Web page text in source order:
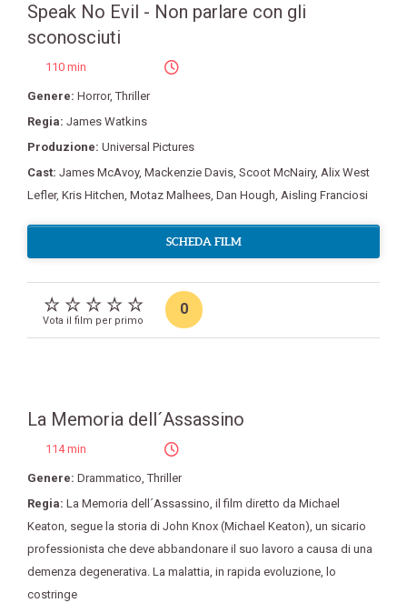
Speak No Evil - Non parlare con gli
sconosciuti
110 min
Genere: Horror,Thriller
Regia: James Watkins
Produzione: Universal Pictures
Cast: James McAvoy, Mackenzie Davis, Scoot McNairy, Alix West
Lefler, Kris Hitchen, Motaz Malhees, Dan Hough, Aisling Franciosi
SCHEDA FILM
Vota il film per primo
0
La Memoria dell´Assassino
114 min
Genere: Drammatico,Thriller
Regia: La Memoria dell´Assassino, il film diretto da Michael
Keaton, segue la storia di John Knox (Michael Keaton), un sicario
professionista che deve abbandonare il suo lavoro a causa di una
demenza degenerativa. La malattia, in rapida evoluzione, lo
costringe